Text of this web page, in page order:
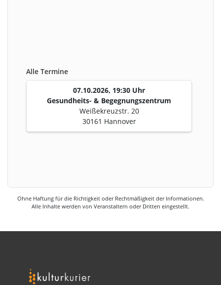
Alle Termine
07.10.2026, 19:30 Uhr
Gesundheits- & Begegnungszentrum
Weißekreuzstr. 20
30161 Hannover
Ohne Haftung für die Richtigkeit oder Rechtmäßigkeit der Informationen.
Alle Inhalte werden von Veranstaltern oder Dritten eingestellt.